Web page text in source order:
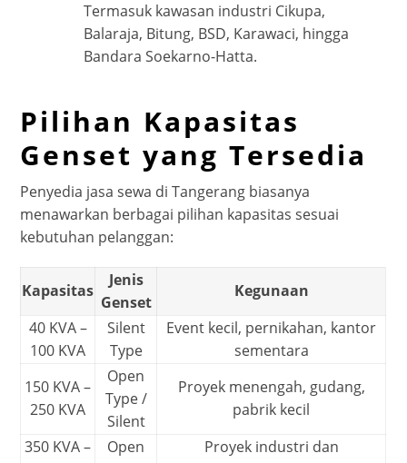
Termasuk kawasan industri Cikupa,
Balaraja, Bitung, BSD, Karawaci, hingga
Bandara Soekarno-Hatta.
Pilihan Kapasitas
Genset yang Tersedia
Penyedia jasa sewa di Tangerang biasanya
menawarkan berbagai pilihan kapasitas sesuai
kebutuhan pelanggan:
Kapasitas
Jenis
Genset
Kegunaan
40 KVA –
100 KVA
Silent
Type
Event kecil, pernikahan, kantor
sementara
150 KVA –
250 KVA
Open
Type /
Silent
Proyek menengah, gudang,
pabrik kecil
350 KVA –
Open
Proyek industri dan